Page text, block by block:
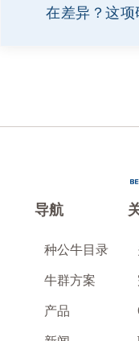
在差异？这项
导航
种公牛目录
牛群方案
产品